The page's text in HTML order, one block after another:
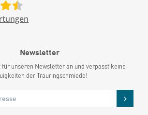
Newsletter
für unseren Newsletter an und verpasst keine
der Trauringschmiede!